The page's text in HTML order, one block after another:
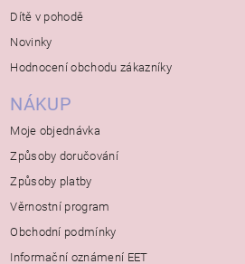
Dítě v pohodě
Novinky
Hodnocení obchodu zákazníky
NÁKUP
Moje objednávka
Způsoby doručování
Způsoby platby
Věrnostní program
Obchodní podmínky
Informační oznámení EET